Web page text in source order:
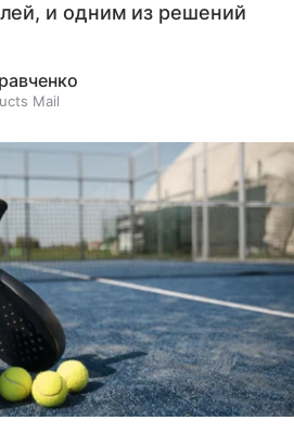
и одним из решений
Mail